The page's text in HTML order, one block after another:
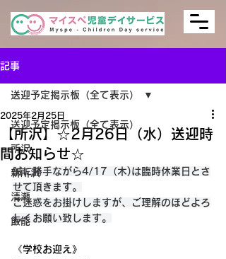
記事
送迎予定掲示板（全て表示）
所沢
新所沢
清瀬
飯能
送迎予定掲示板（全て表示）
【所沢】☆2月26日（水）送迎時
間お知らせ☆
2025年2月25日
誠に勝手ながら4/17（木)は臨時休業日とさ
せて頂きます。
ご迷惑をお掛けしますが、ご理解のほどよろ
しくお願い致します。
《学校お迎え》